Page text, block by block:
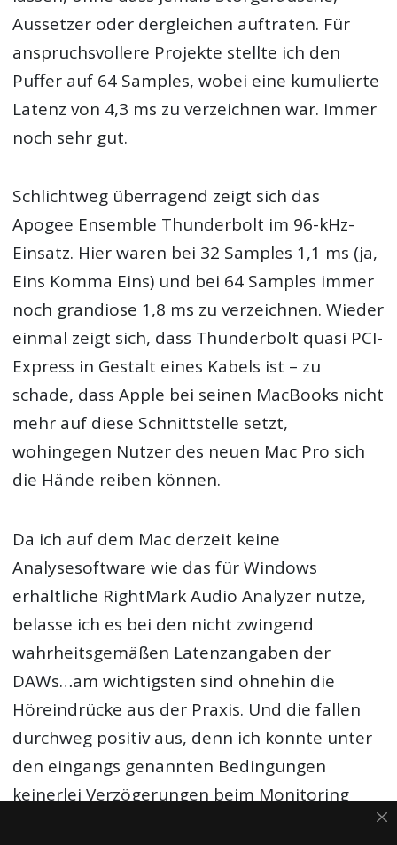
Aussetzer oder dergleichen auftraten. Für
anspruchsvollere Projekte stellte ich den
Puffer auf 64 Samples, wobei eine kumulierte
Latenz von 4,3 ms zu verzeichnen war. Immer
noch sehr gut.
Schlichtweg überragend zeigt sich das
Apogee Ensemble Thunderbolt im 96-kHz-
Einsatz. Hier waren bei 32 Samples 1,1 ms (ja,
Eins Komma Eins) und bei 64 Samples immer
noch grandiose 1,8 ms zu verzeichnen. Wieder
einmal zeigt sich, dass Thunderbolt quasi PCI-
Express in Gestalt eines Kabels ist – zu
schade, dass Apple bei seinen MacBooks nicht
mehr auf diese Schnittstelle setzt,
wohingegen Nutzer des neuen Mac Pro sich
die Hände reiben können.
Da ich auf dem Mac derzeit keine
Analysesoftware wie das für Windows
erhältliche RightMark Audio Analyzer nutze,
belasse ich es bei den nicht zwingend
wahrheitsgemäßen Latenzangaben der
DAWs…am wichtigsten sind ohnehin die
Höreindrücke aus der Praxis. Und die fallen
durchweg positiv aus, denn ich konnte unter
den eingangs genannten Bedingungen
keinerlei Verzögerungen beim Monitoring